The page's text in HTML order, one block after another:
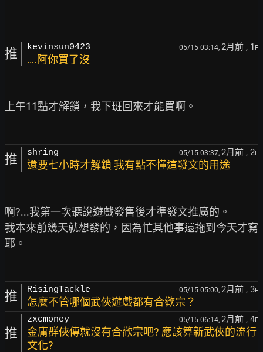
推 kevinsun0423 05/15 03:14, 2月前 , 1 F
….阿你買了沒
上午11點才解鎖，我下班回來才能買啊。
推 shring 05/15 03:37, 2月前 , 2F
還要七小時才解鎖 我有點不懂這發文的用途
啊?...我第一次聽說遊戲發售後才準發文推廣的。
我本來前幾天就想發的，因為忙其他事還拖到今天才寫
耶。
推 RisingTackle 05/15 05:00, 2月前 , 3F
怎麼不管哪個武俠遊戲都有合歡宗？
推
zxcmoney 05/15 06:14, 2月前 , 4F
金庸群俠傳就沒有合歡宗吧? 應該算新武俠的流行
文化?